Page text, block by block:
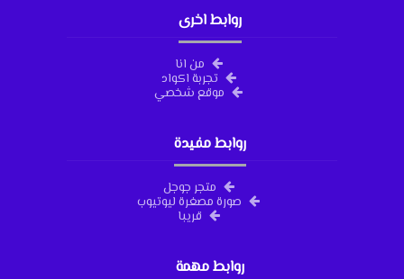
روابط اخرى
من انا
تجربة اكواد
موقع شخصي
روابط مفيدة
متجر جوجل
صورة مصغرة ليوتيوب
قريبا
روابط مهمة